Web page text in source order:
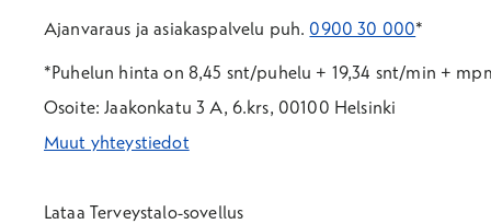
Ajanvaraus ja asiakaspalvelu puh. 0900 30 000*
*Puhelun hinta on 8,45 snt/puhelu + 19,34 snt/min +
Osoite: Jaakonkatu 3 A, 6.krs, 00100 Helsinki
Muut yhteystiedot
Lataa Terveystalo-sovellus